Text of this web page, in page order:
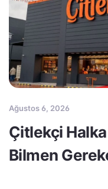
Ağustos 6, 2026
Çitlekçi Halka
Bilmen